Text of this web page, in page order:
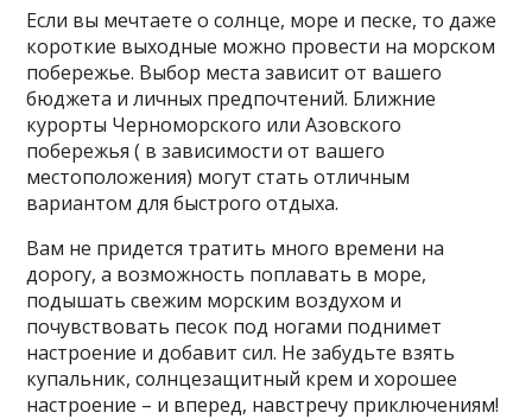
Если вы мечтаете о солнце, море и песке, то даже
короткие выходные можно провести на морском
побережье. Выбор места зависит от вашего
бюджета и личных предпочтений. Ближние
курорты Черноморского или Азовского
побережья ( в зависимости от вашего
местоположения) могут стать отличным
вариантом для быстрого отдыха.
Вам не придется тратить много времени на
дорогу, а возможность поплавать в море,
подышать свежим морским воздухом и
почувствовать песок под ногами поднимет
настроение и добавит сил. Не забудьте взять
купальник, солнцезащитный крем и хорошее
настроение – и вперед, навстречу приключениям!